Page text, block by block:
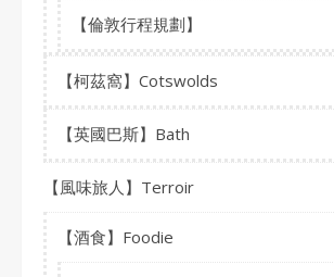
【倫敦行程規劃】
【柯茲窩】Cotswolds
【英國巴斯】Bath
【風味旅人】Terroir
【酒食】Foodie